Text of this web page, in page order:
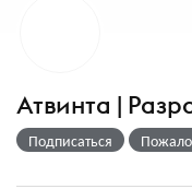
Атвинта |
Подписаться